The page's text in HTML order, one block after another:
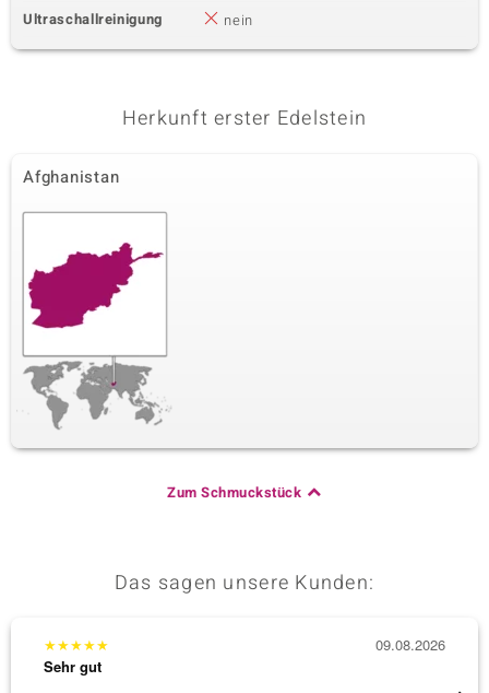
Ultraschallreinigung
nein
Herkunft erster Edelstein
Afghanistan
Zum Schmuckstück
Das sagen unsere Kunden:
★★★★★
Sehr gut
09.08.2026